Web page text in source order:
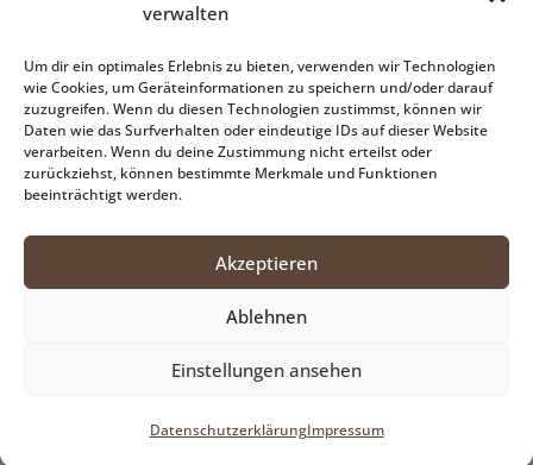
verwalten
Um dir ein optimales Erlebnis zu bieten, verwenden wir Technologien
wie Cookies, um Geräteinformationen zu speichern und/oder darauf
zuzugreifen. Wenn du diesen Technologien zustimmst, können wir
Daten wie das Surfverhalten oder eindeutige IDs auf dieser Website
verarbeiten. Wenn du deine Zustimmung nicht erteilst oder
zurückziehst, können bestimmte Merkmale und Funktionen
beeinträchtigt werden.
Akzeptieren
Ablehnen
Einstellungen ansehen
DatenschutzerklärungImpressum
Telefon 02291 / 7052
info@vierbuchermuehle.de
Datenschutzerklärung
Impressum
Unsere Öffnungszeiten:
Täglich 17.00 – 22.00 Uhr (Küche 17.30 –
21.00 Uhr)
Samstag und Sonntag 11.00 – 22.00 Uhr
(Küche 12.00 – 21.00 Uhr)